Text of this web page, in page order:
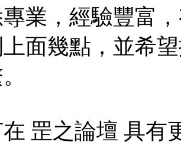
業，經驗豐富
面幾點，並希
罡之論壇 具有